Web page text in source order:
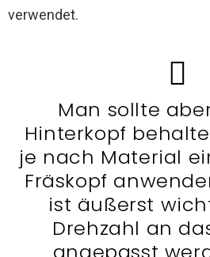
verwendet.
Man sollte
Hinterkopf
je nach Material
Fräskopf
ist äußerst
Drehzahl an